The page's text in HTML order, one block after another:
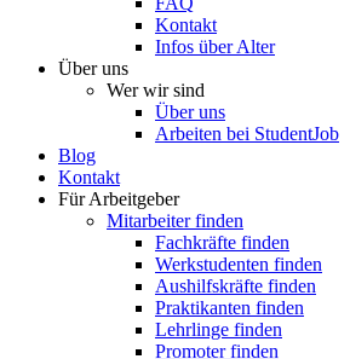
Kontakt
Infos über Alter
Über uns
Wer wir sind
Über uns
Arbeiten bei StudentJob
Blog
Kontakt
Für Arbeitgeber
Mitarbeiter finden
Fachkräfte finden
Werkstudenten finden
Aushilfskräfte finden
Praktikanten finden
Lehrlinge finden
Promoter finden